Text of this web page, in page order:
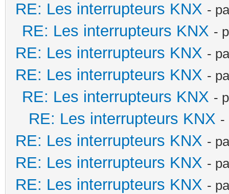
RE: Les interrupteurs KNX -
RE: Les interrupteurs KNX -
RE: Les interrupteurs KNX -
RE: Les interrupteurs KNX -
RE: Les interrupteurs KNX -
RE: Les interrupteurs KNX -
RE: Les interrupteurs KNX -
RE: Les interrupteurs KNX -
RE: Les interrupteurs KNX -